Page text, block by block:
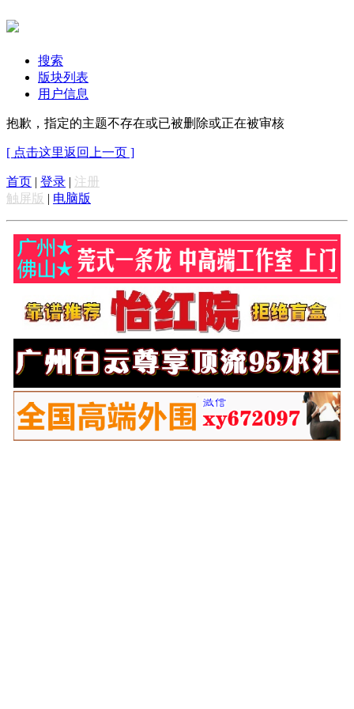
搜索
版块列表
用户信息
抱歉，指定的主题不存在或已被删除或正在被审核
[ 点击这里返回上一页 ]
首页 | 登录 | 注册
触屏版 | 电脑版